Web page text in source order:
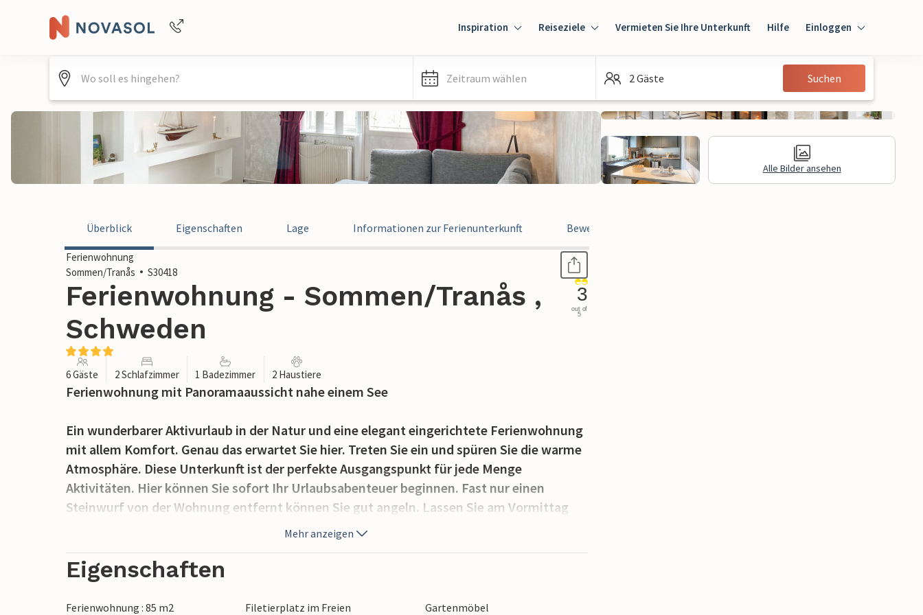
+4940688715475
Inspiration Reiseziele Vermieten Sie Ihre Unterkunft Hilfe Einloggen
Einloggen
Gast
Zeitraum wählen 2 Gäste Suchen
Alle Bilder ansehen
Überblick Eigenschaften Lage Informationen zur Ferienunterkunft Bewertungen
Ferienwohnung
Sommen/Tranås
S30418
Ferienwohnung - Sommen/Tranås ,
Schweden
3
out of
5
6 Gäste 2 Schlafzimmer 1 Badezimmer 2 Haustiere
Ferienwohnung mit Panoramaaussicht nahe einem See
Ein wunderbarer Aktivurlaub in der Natur und eine elegant eingerichtete Ferienwohnung
mit allem Komfort. Genau das erwartet Sie hier. Treten Sie ein und spüren Sie die warme
Atmosphäre. Diese Unterkunft ist der perfekte Ausgangspunkt für jede Menge
Aktivitäten. Hier können Sie sofort Ihr Urlaubsabenteuer beginnen. Fast nur einen
Steinwurf von der Wohnung entfernt können Sie gut angeln. Lassen Sie am Vormittag
Ihre angelbegeisterten Kinder versuchen, einen Fisch an den Haken zu bekommen.
Zusammen genieβen Sie Ihre Zeit abseits von Hektik. Verbringen Sie schöne Stunden
voller Wasserspaβ. Hier können die Kinder im See schön toben und wenn Sie in die
Wohnung wieder zurückkehren, können Sie über den Fang des Tages sprechen und den
wohlschmeckenden Fisch am groβen Tisch genieβen. Morgen können Sie eine herrliche
Mehr anzeigen
Eigenschaften
Ferienwohnung : 85 m2 Filetierplatz im Freien
Gartenmöbel